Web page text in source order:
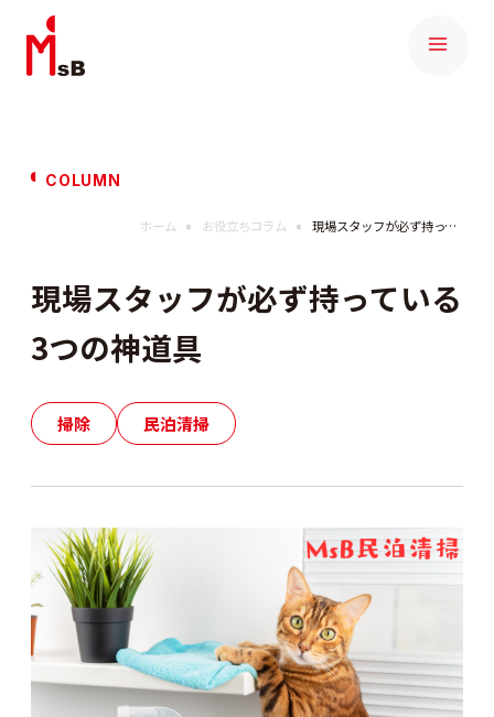
COLUMN
ホーム お役立ちコラム 現場スタッフが必ず持っている3つの神道具
現場スタッフが必ず持っている
3つの神道具
掃除 民泊清掃